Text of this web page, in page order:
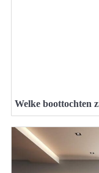
Welke boottochten